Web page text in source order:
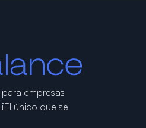
para empresas
¡El único que se